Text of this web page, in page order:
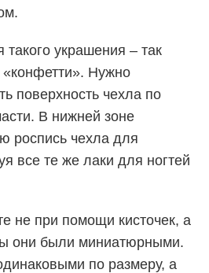
украшения – так
Нужно
поверхность чехла по
В нижней зоне
роспись чехла для
все те же лаки для ногтей
не при помощи кисточек, а
они были миниатюрными.
по размеру, а